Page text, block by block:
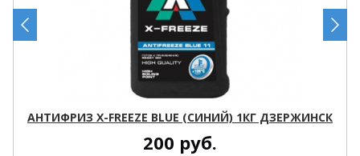
АНТИФРИЗ X-FREEZE BLUE (СИНИЙ) 1КГ ДЗЕРЖИНСК
200 руб.